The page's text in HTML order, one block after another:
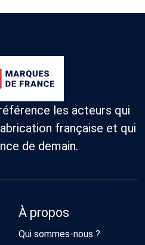
les acteurs qui
française et qui
de demain.
À propos
Qui sommes-nous ?